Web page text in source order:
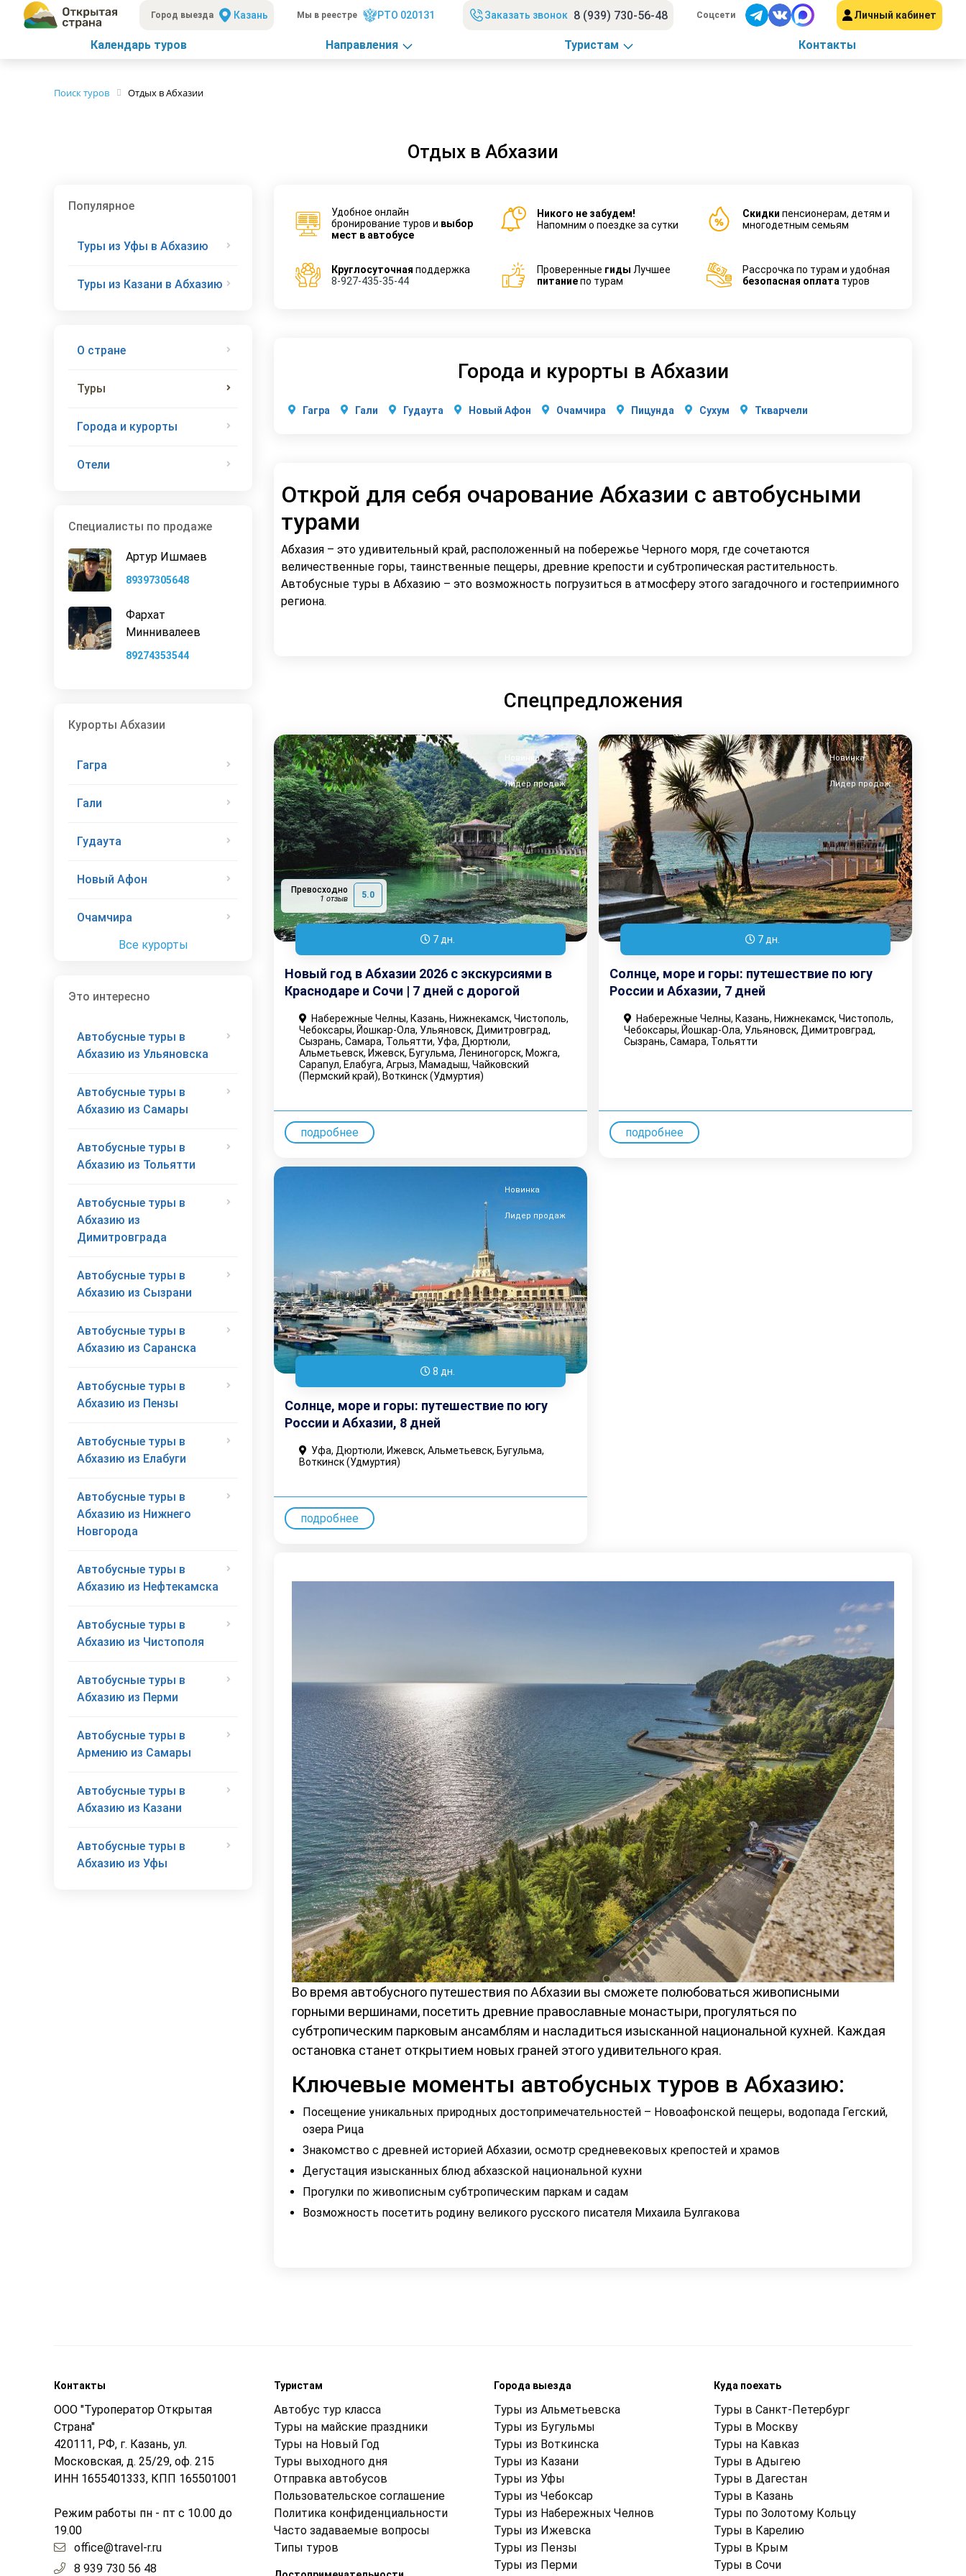
Город выезда Казань Мы в реестре РТО 020131 Заказать звонок 8 (939) 730-56-48 Соцсети Личный кабинет
Календарь туров Направления Туристам Контакты
Поиск туров Отдых в Абхазии
Отдых в Абхазии
Популярное
Туры из Уфы в Абхазию
Туры из Казани в Абхазию
О стране
Туры
Города и курорты
Отели
Специалисты по продаже
Артур Ишмаев
89397305648
Фархат
Миннивалеев
89274353544
Курорты Абхазии
Гагра
Гали
Гудаута
Новый Афон
Очамчира
Все курорты
Это интересно
Автобусные туры в
Абхазию из Ульяновска
Автобусные туры в
Абхазию из Самары
Автобусные туры в
Абхазию из Тольятти
Автобусные туры в
Абхазию из
Димитровграда
Автобусные туры в
Абхазию из Сызрани
Автобусные туры в
Абхазию из Саранска
Автобусные туры в
Абхазию из Пензы
Автобусные туры в
Абхазию из Елабуги
Автобусные туры в
Абхазию из Нижнего
Новгорода
Автобусные туры в
Абхазию из Нефтекамска
Автобусные туры в
Абхазию из Чистополя
Автобусные туры в
Абхазию из Перми
Автобусные туры в
Армению из Самары
Автобусные туры в
Абхазию из Казани
Автобусные туры в
Абхазию из Уфы
Удобное онлайн
бронирование туров и выбор
мест в автобусе
Никого не забудем!
Напомним о поездке за сутки
Cкидки пенсионерам, детям и
многодетным семьям
Круглосуточная поддержка
8-927-435-35-44
Проверенные гиды Лучшее
питаниепо турам
Рассрочка по турам и удобная
безопасная оплата туров
Города и курорты в Абхазии
Гагра Гали Гудаута Новый Афон Очамчира Пицунда Сухум Ткварчели
Открой для себя очарование Абхазии с автобусными
турами
Абхазия – это удивительный край, расположенный на побережье Черного моря, где сочетаются
величественные горы, таинственные пещеры, древние крепости и субтропическая растительность.
Автобусные туры в Абхазию – это возможность погрузиться в атмосферу этого загадочного и гостеприимного
региона.
Спецпредложения
Новинка
Лидер продаж
Превосходно
1 отзыв 5.0
7 дн.
Новый год в Абхазии 2026 с экскурсиями в
Краснодаре и Сочи | 7 дней с дорогой
Набережные Челны, Казань, Нижнекамск, Чистополь,
Чебоксары, Йошкар-Ола, Ульяновск, Димитровград,
Сызрань, Самара, Тольятти, Уфа, Дюртюли,
Альметьевск, Ижевск, Бугульма, Лениногорск, Можга,
Сарапул, Елабуга, Агрыз, Мамадыш, Чайковский
(Пермский край), Воткинск (Удмуртия)
подробнее
Новинка
Лидер продаж
7 дн.
Солнце, море и горы: путешествие по югу
России и Абхазии, 7 дней
Набережные Челны, Казань, Нижнекамск, Чистополь,
Чебоксары, Йошкар-Ола, Ульяновск, Димитровград,
Сызрань, Самара, Тольятти
подробнее
Новинка
Лидер продаж
8 дн.
Солнце, море и горы: путешествие по югу
России и Абхазии, 8 дней
Уфа, Дюртюли, Ижевск, Альметьевск, Бугульма,
Воткинск (Удмуртия)
подробнее
Во время автобусного путешествия по Абхазии вы сможете полюбоваться живописными
горными вершинами, посетить древние православные монастыри, прогуляться по
субтропическим парковым ансамблям и насладиться изысканной национальной кухней. Каждая
остановка станет открытием новых граней этого удивительного края.
Ключевые моменты автобусных туров в Абхазию:
Посещение уникальных природных достопримечательностей – Новоафонской пещеры, водопада Гегский,
озера Рица
Знакомство с древней историей Абхазии, осмотр средневековых крепостей и храмов
Дегустация изысканных блюд абхазской национальной кухни
Прогулки по живописным субтропическим паркам и садам
Возможность посетить родину великого русского писателя Михаила Булгакова
Контакты
ООО "Туроператор Открытая
Страна"
420111, РФ, г. Казань, ул.
Московская, д. 25/29, оф. 215
ИНН 1655401333, КПП 165501001
Режим работы пн - пт с 10.00 до
19.00
office@travel-r.ru
8 939 730 56 48
Туристам
Автобус тур класса
Туры на майские праздники
Туры на Новый Год
Туры выходного дня
Отправка автобусов
Пользовательское соглашение
Политика конфиденциальности
Часто задаваемые вопросы
Типы туров
Города выезда
Туры из Альметьевска
Туры из Бугульмы
Туры из Воткинска
Туры из Казани
Туры из Уфы
Туры из Чебоксар
Туры из Набережных Челнов
Туры из Ижевска
Туры из Пензы
Туры из Перми
Куда поехать
Туры в Санкт-Петербург
Туры в Москву
Туры на Кавказ
Туры в Адыгею
Туры в Дагестан
Туры в Казань
Туры по Золотому Кольцу
Туры в Карелию
Туры в Крым
Туры в Cочи